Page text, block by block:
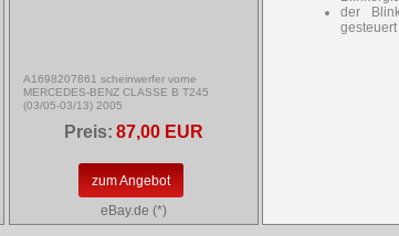
A1698207861 scheinwerfer vorne
MERCEDES-BENZ CLASSE B T245
(03/05-03/13) 2005
Preis: 87,00 EUR
zum Angebot
eBay.de (*)
der
gesteuert